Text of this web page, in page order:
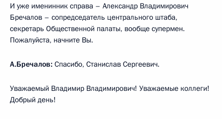
И уже именинник справа – Александр Владимирович
Бречалов – сопредседатель центрального штаба,
секретарь Общественной палаты, вообще супермен.
Пожалуйста, начните Вы.
А.Бречалов: Спасибо, Станислав Сергеевич.
Уважаемый Владимир Владимирович! Уважаемые коллеги!
Добрый день!